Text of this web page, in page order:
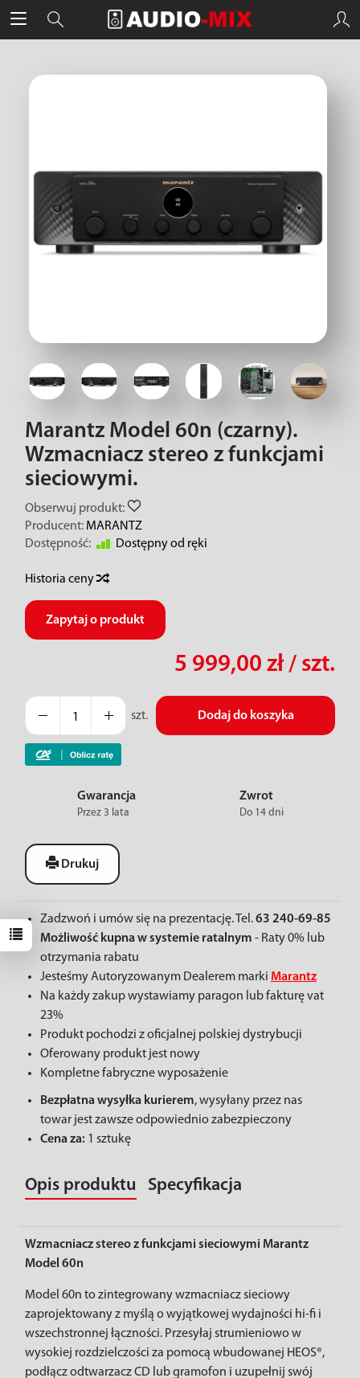
Marantz Model 60n (czarny).
Wzmacniacz stereo z funkcjami
sieciowymi.
Obserwuj produkt:
Producent: MARANTZ
Dostępność:
Dostępny od ręki
Historia ceny
Zapytaj o produkt
5 999,00 zł / szt.
szt. Dodaj do koszyka
Gwarancja
Przez 3 lata
Zwrot
Do 14 dni
Drukuj
Zadzwoń i umów się na prezentację. Tel.63 240-69-85
Możliwość kupna w systemie ratalnym - Raty 0% lub
otrzymania rabatu
Jesteśmy Autoryzowanym Dealerem marki Marantz
Na każdy zakup wystawiamy paragon lub fakturę vat
23%
Produkt pochodzi z oficjalnej polskiej dystrybucji
Oferowany produkt jest nowy
Kompletne fabryczne wyposażenie
Bezpłatna wysyłka kurierem, wysyłany przez nas
towar jest zawsze odpowiednio zabezpieczony
Cena za: 1 sztukę
Opis produktu Specyfikacja
Wzmacniacz stereo z funkcjami sieciowymi Marantz
Model 60n
Model 60n to zintegrowany wzmacniacz sieciowy
zaprojektowany z myślą o wyjątkowej wydajności hi-fi i
wszechstronnej łączności. Przesyłaj strumieniowo w
wysokiej rozdzielczości za pomocą wbudowanej HEOS®,
podłącz odtwarzacz CD lub gramofon i uzupełnij swój